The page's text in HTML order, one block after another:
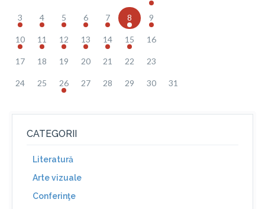
3 4 5 6 7 8 9
10 11 12 13 14 15 16
17 18 19 20 21 22 23
24 25 26 27 28 29 30 31
CATEGORII
Literatură
Arte vizuale
Conferinţe